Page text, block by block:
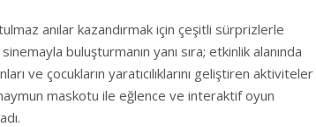
anılar kazandırmak için çeşitli sürprizlerle
buluşturmanın yanı sıra; etkinlik alanında
ve çocukların yaratıcılıklarını geliştiren aktiviteler
maskotu ile eğlence ve interaktif oyun